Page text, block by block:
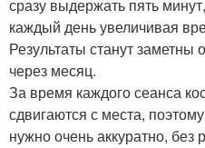
сразу выдержать пять
каждый день увеличивая
Результаты станут
через месяц.
За время каждого сеанса
сдвигаются с места,
нужно очень аккуратно, без